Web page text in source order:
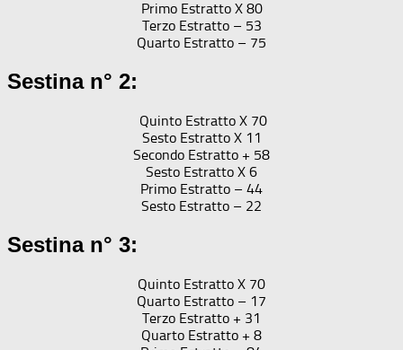
Primo Estratto X 80
Terzo Estratto – 53
Quarto Estratto – 75
Sestina n° 2:
Quinto Estratto X 70
Sesto Estratto X 11
Secondo Estratto + 58
Sesto Estratto X 6
Primo Estratto – 44
Sesto Estratto – 22
Sestina n° 3:
Quinto Estratto X 70
Quarto Estratto – 17
Terzo Estratto + 31
Quarto Estratto + 8